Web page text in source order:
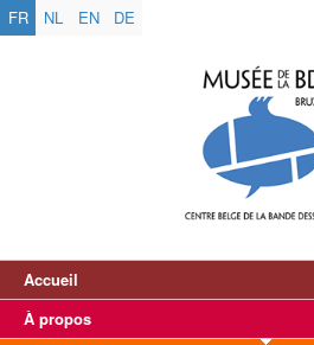
FR NL EN DE
Accueil
À propos